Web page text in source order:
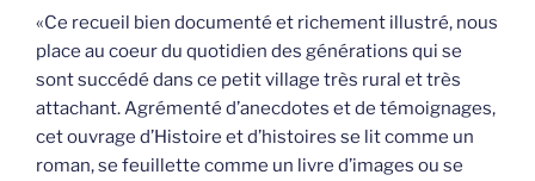
«Ce recueil bien documenté et richement illustré, nous
place au coeur du quotidien des générations qui se
sont succédé dans ce petit village très rural et très
attachant. Agrémenté d’anecdotes et de témoignages,
cet ouvrage d’Histoire et d’histoires se lit comme un
roman, se feuillette comme un livre d’images ou se